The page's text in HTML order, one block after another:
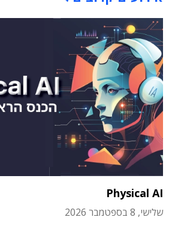
Physical AI
שלישי, 8 בספטמבר 2026